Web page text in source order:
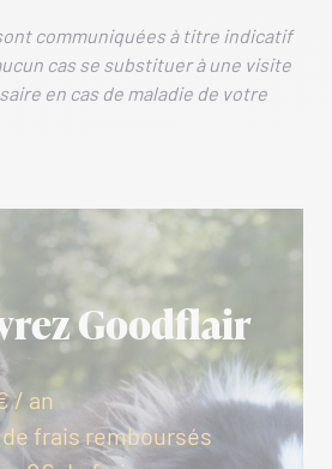
communiquées à titre indicatif
cas se substituer à une visite
en cas de maladie de votre
Goodflair
/ an
de frais remboursés